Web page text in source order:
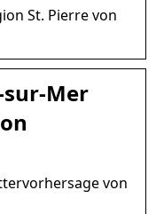
St. Pierre von
Mer
von